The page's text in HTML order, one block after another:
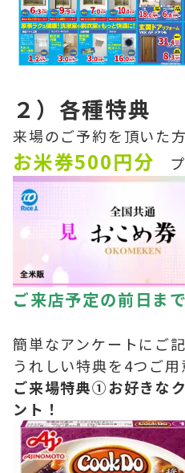
２）各種特典
来場のご予約を頂いた方
お米券500円分 プ
ご来店予定の前日まで
簡単なアンケートにご
うれしい特典を4つご用
ご来場特典①お好きな
ント！